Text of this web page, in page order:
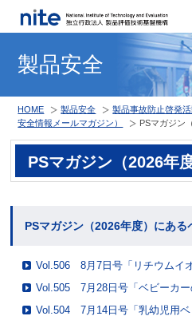
製品安全
HOME 製品安全 製品事故防止啓発活
安全情報メールマガジン）
PSマガジン
PSマガジン（2026年度
PSマガジン（2026年度）にある
Vol.506 8月7日号「リチウムイ
Vol.505 7月28日号「ベビーカー
Vol.504 7月14日号「乳幼児用ベ